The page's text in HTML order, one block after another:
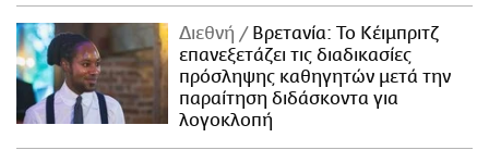
Διεθνή
Βρετανία: Το Κέιμπριτζ
επανεξετάζει τις διαδικασίες
πρόσληψης καθηγητών μετά την
παραίτηση διδάσκοντα για
λογοκλοπή